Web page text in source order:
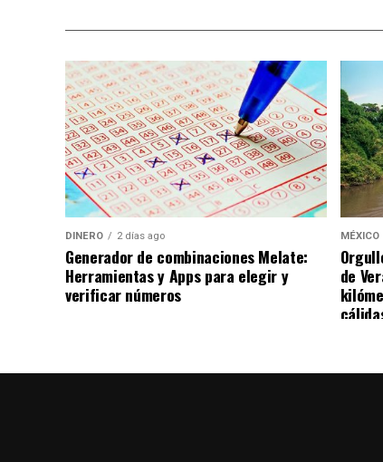
Nota: Al concluir sus actividades,
ciudad de Chihuahua, degustando
DINERO 2 días ago
Generador de combinaciones Melate:
Herramientas y Apps para elegir y
verificar números
MÉXICO
de